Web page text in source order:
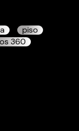
piso
360